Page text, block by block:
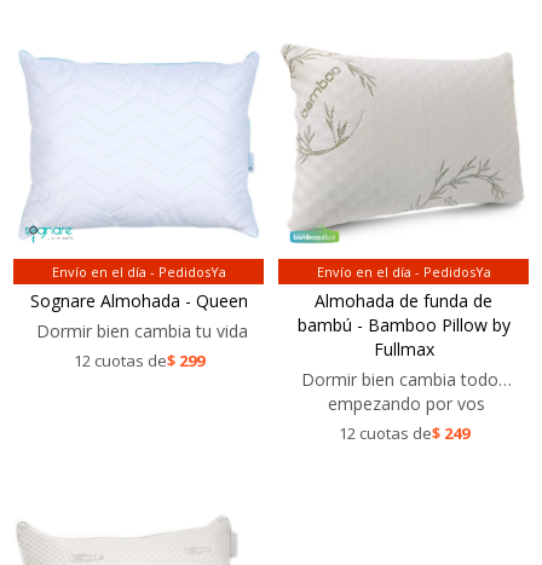
Envío en el día - PedidosYa
Sognare Almohada - Queen
Dormir bien cambia tu vida
12 cuotas de$ 299
Envío en el día - PedidosYa
Almohada de funda de
bambú - Bamboo Pillow by
Fullmax
Dormir bien cambia todo…
empezando por vos
12 cuotas de$ 249